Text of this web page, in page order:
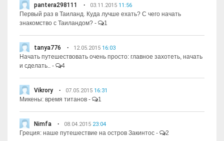
pantera298111 03.11.2015 11:56
Первый раз в Таиланд. Куда лучше ехать? С чего начать
знакомство с Таиландом? - 1
tanya776 12.05.2015 16:03
Начать путешествовать очень просто: главное захотеть, начать
и сделать.. - 4
Vikrory 07.05.2015 16:31
Микены: время титанов - 1
Nimfa 08.04.2015 23:04
Греция: наше путешествие на остров Закинтос - 2